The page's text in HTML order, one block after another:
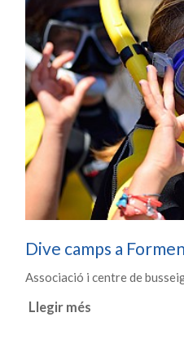
Dive camps a
Associació i centre de
Llegir més